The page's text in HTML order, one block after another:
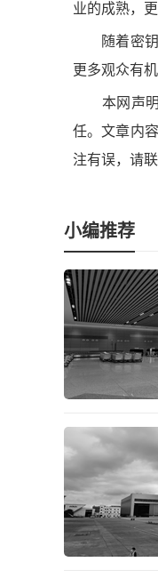
业的成熟，
随着密钥
更多观众有
本网声明
任。文章内
注有误，请
小编推荐